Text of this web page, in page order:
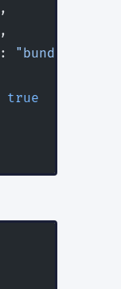
,
,
: "bundler"
true